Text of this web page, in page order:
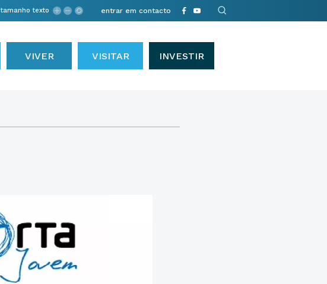
tamanho texto entrar em contacto
VIVER VISITAR INVESTIR